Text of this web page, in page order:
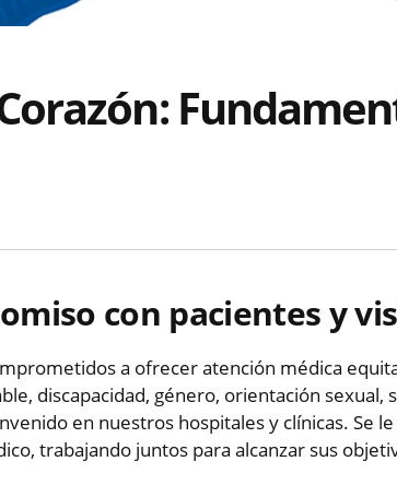
con pacientes y
a ofrecer atención médica
discapacidad, género, orientación sexual,
en nuestros hospitales y clínicas. Se
trabajando juntos para alcanzar sus